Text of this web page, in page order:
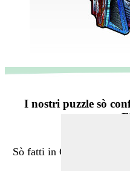
I nostri puzzle sò
Sò fatti in Cina, ma